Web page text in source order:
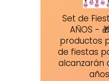
Set de
AÑOS -
productos
de fiestas
alcanzarán